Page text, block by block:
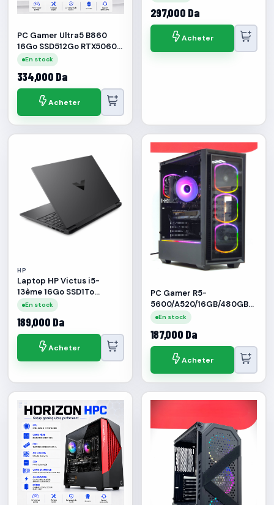
PC Gamer Ultra5 B860
16Go SSD512Go RTX5060
8GoEn stock
334,000 Da
Acheter
297,000 Da
Acheter
HP
Laptop HP Victus i5-
13ème 16Go SSD1To
RTX2050 6Go 15.6"
En stock
189,000 Da
Acheter
PC Gamer R5-
5600/A520/16GB/480GB
SSD/RTX5050 8GB
En stock
187,000 Da
Acheter